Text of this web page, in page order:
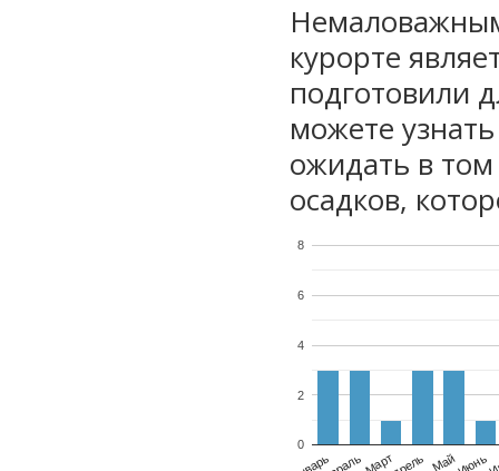
курорте
подготовили
можете
ожидать в
осадков,
Март МайИюнь
0
2
4
6
8